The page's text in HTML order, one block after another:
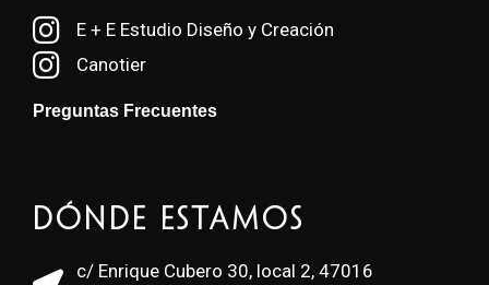
E + E Estudio Diseño y Creación
Canotier
Preguntas Frecuentes
Dónde estamos
c/ Enrique Cubero 30, local 2, 47016